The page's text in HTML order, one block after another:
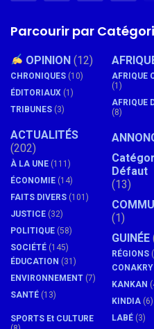
Parcourir par
OPINION (12)
CHRONIQUES (10)
ÉDITORIAUX (1)
TRIBUNES (3)
ACTUALITÉS
(202)
À LA UNE (111)
ÉCONOMIE (14)
FAITS DIVERS (101)
JUSTICE (32)
POLITIQUE (58)
SOCIÉTÉ (145)
ÉDUCATION (31)
ENVIRONNEMENT (7)
SANTÉ (13)
SPORTS Et CULTURE
AFRIQUE
(1)
AFRIQUE
(8)
Défaut
(13)
(1)
GUINÉE
RÉGIONS
CONAKRY
KANKAN
KINDIA (6)
LABÉ (3)